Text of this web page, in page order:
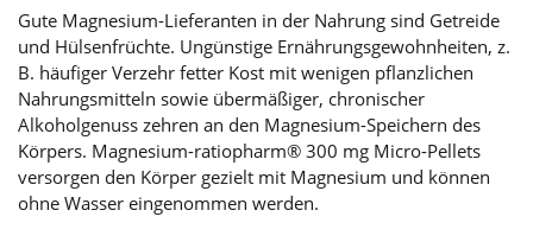
Gute Magnesium-Lieferanten in der Nahrung sind Getreide
und Hülsenfrüchte. Ungünstige Ernährungsgewohnheiten, z.
B. häufiger Verzehr fetter Kost mit wenigen pflanzlichen
Nahrungsmitteln sowie übermäßiger, chronischer
Alkoholgenuss zehren an den Magnesium-Speichern des
Körpers. Magnesium-ratiopharm® 300 mg Micro-Pellets
versorgen den Körper gezielt mit Magnesium und können
ohne Wasser eingenommen werden.